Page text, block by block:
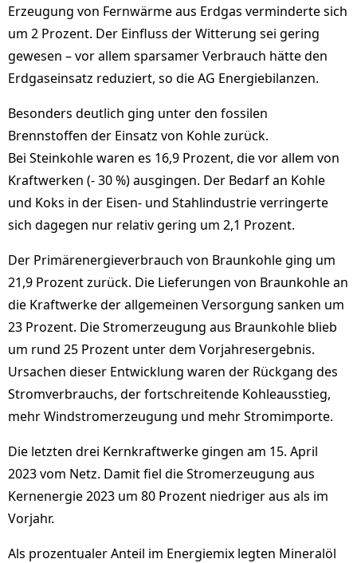
Erzeugung von Fernwärme aus Erdgas verminderte sich
um 2 Prozent. Der Einfluss der Witterung sei gering
gewesen – vor allem sparsamer Verbrauch hätte den
Erdgaseinsatz reduziert, so die AG Energiebilanzen.
Besonders deutlich ging unter den fossilen
Brennstoffen der Einsatz von Kohle zurück.
Bei Steinkohle waren es 16,9 Prozent, die vor allem von
Kraftwerken (- 30 %) ausgingen. Der Bedarf an Kohle
und Koks in der Eisen- und Stahlindustrie verringerte
sich dagegen nur relativ gering um 2,1 Prozent.
Der Primärenergieverbrauch von Braunkohle ging um
21,9 Prozent zurück. Die Lieferungen von Braunkohle an
die Kraftwerke der allgemeinen Versorgung sanken um
23 Prozent. Die Stromerzeugung aus Braunkohle blieb
um rund 25 Prozent unter dem Vorjahresergebnis.
Ursachen dieser Entwicklung waren der Rückgang des
Stromverbrauchs, der fortschreitende Kohleausstieg,
mehr Windstromerzeugung und mehr Stromimporte.
Die letzten drei Kernkraftwerke gingen am 15. April
2023 vom Netz. Damit fiel die Stromerzeugung aus
Kernenergie 2023 um 80 Prozent niedriger aus als im
Vorjahr.
Als prozentualer Anteil im Energiemix legten Mineralöl